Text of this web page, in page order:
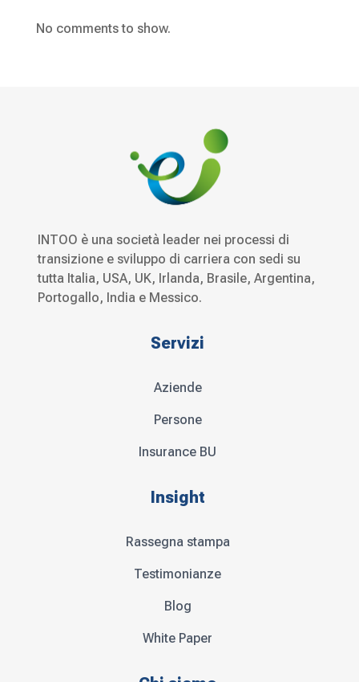
No comments to show.
INTOO è una società leader nei processi di
transizione e sviluppo di carriera con sedi su
tutta Italia, USA, UK, Irlanda, Brasile, Argentina,
Portogallo, India e Messico.
Servizi
Aziende
Persone
Insurance BU
Insight
Rassegna stampa
Testimonianze
Blog
White Paper